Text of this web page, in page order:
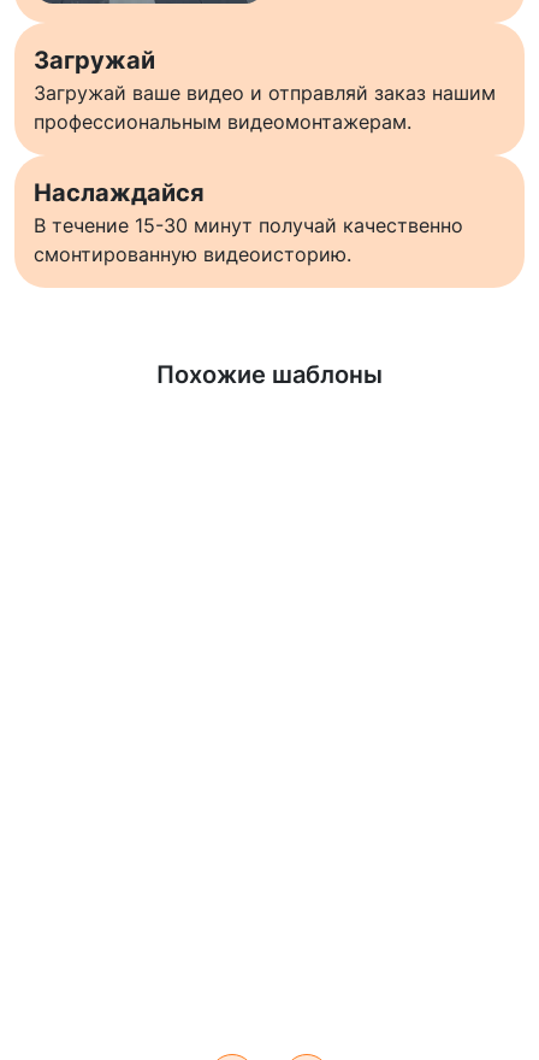
Загружай
Загружай ваше видео и отправляй заказ нашим
профессиональным видеомонтажерам.
Наслаждайся
В течение 15-30 минут получай качественно
смонтированную видеоисторию.
Похожие шаблоны
Узнать больше